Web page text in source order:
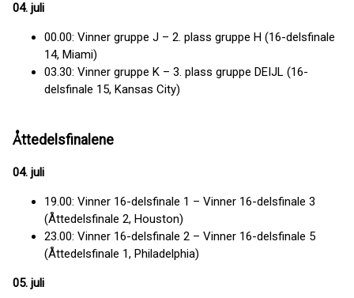
04. juli
00.00: Vinner gruppe J – 2. plass gruppe H (16-delsfinale
14, Miami)
03.30: Vinner gruppe K – 3. plass gruppe DEIJL (16-
delsfinale 15, Kansas City)
Åttedelsfinalene
04. juli
19.00: Vinner 16-delsfinale 1 – Vinner 16-delsfinale 3
(Åttedelsfinale 2, Houston)
23.00: Vinner 16-delsfinale 2 – Vinner 16-delsfinale 5
(Åttedelsfinale 1, Philadelphia)
05. juli